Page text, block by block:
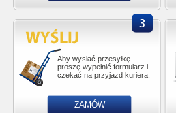
Aby wysłać przesyłkę
proszę wypełnić formularz i
czekać na przyjazd kuriera.
ZAMÓW